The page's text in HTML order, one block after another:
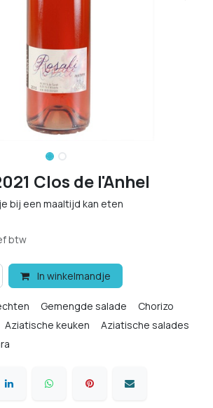
Clos de l'Anhel
bij een maaltijd kan eten
btw
In winkelmandje
Gemengde salade
Chorizo
Aziatische keuken
Aziatische salades